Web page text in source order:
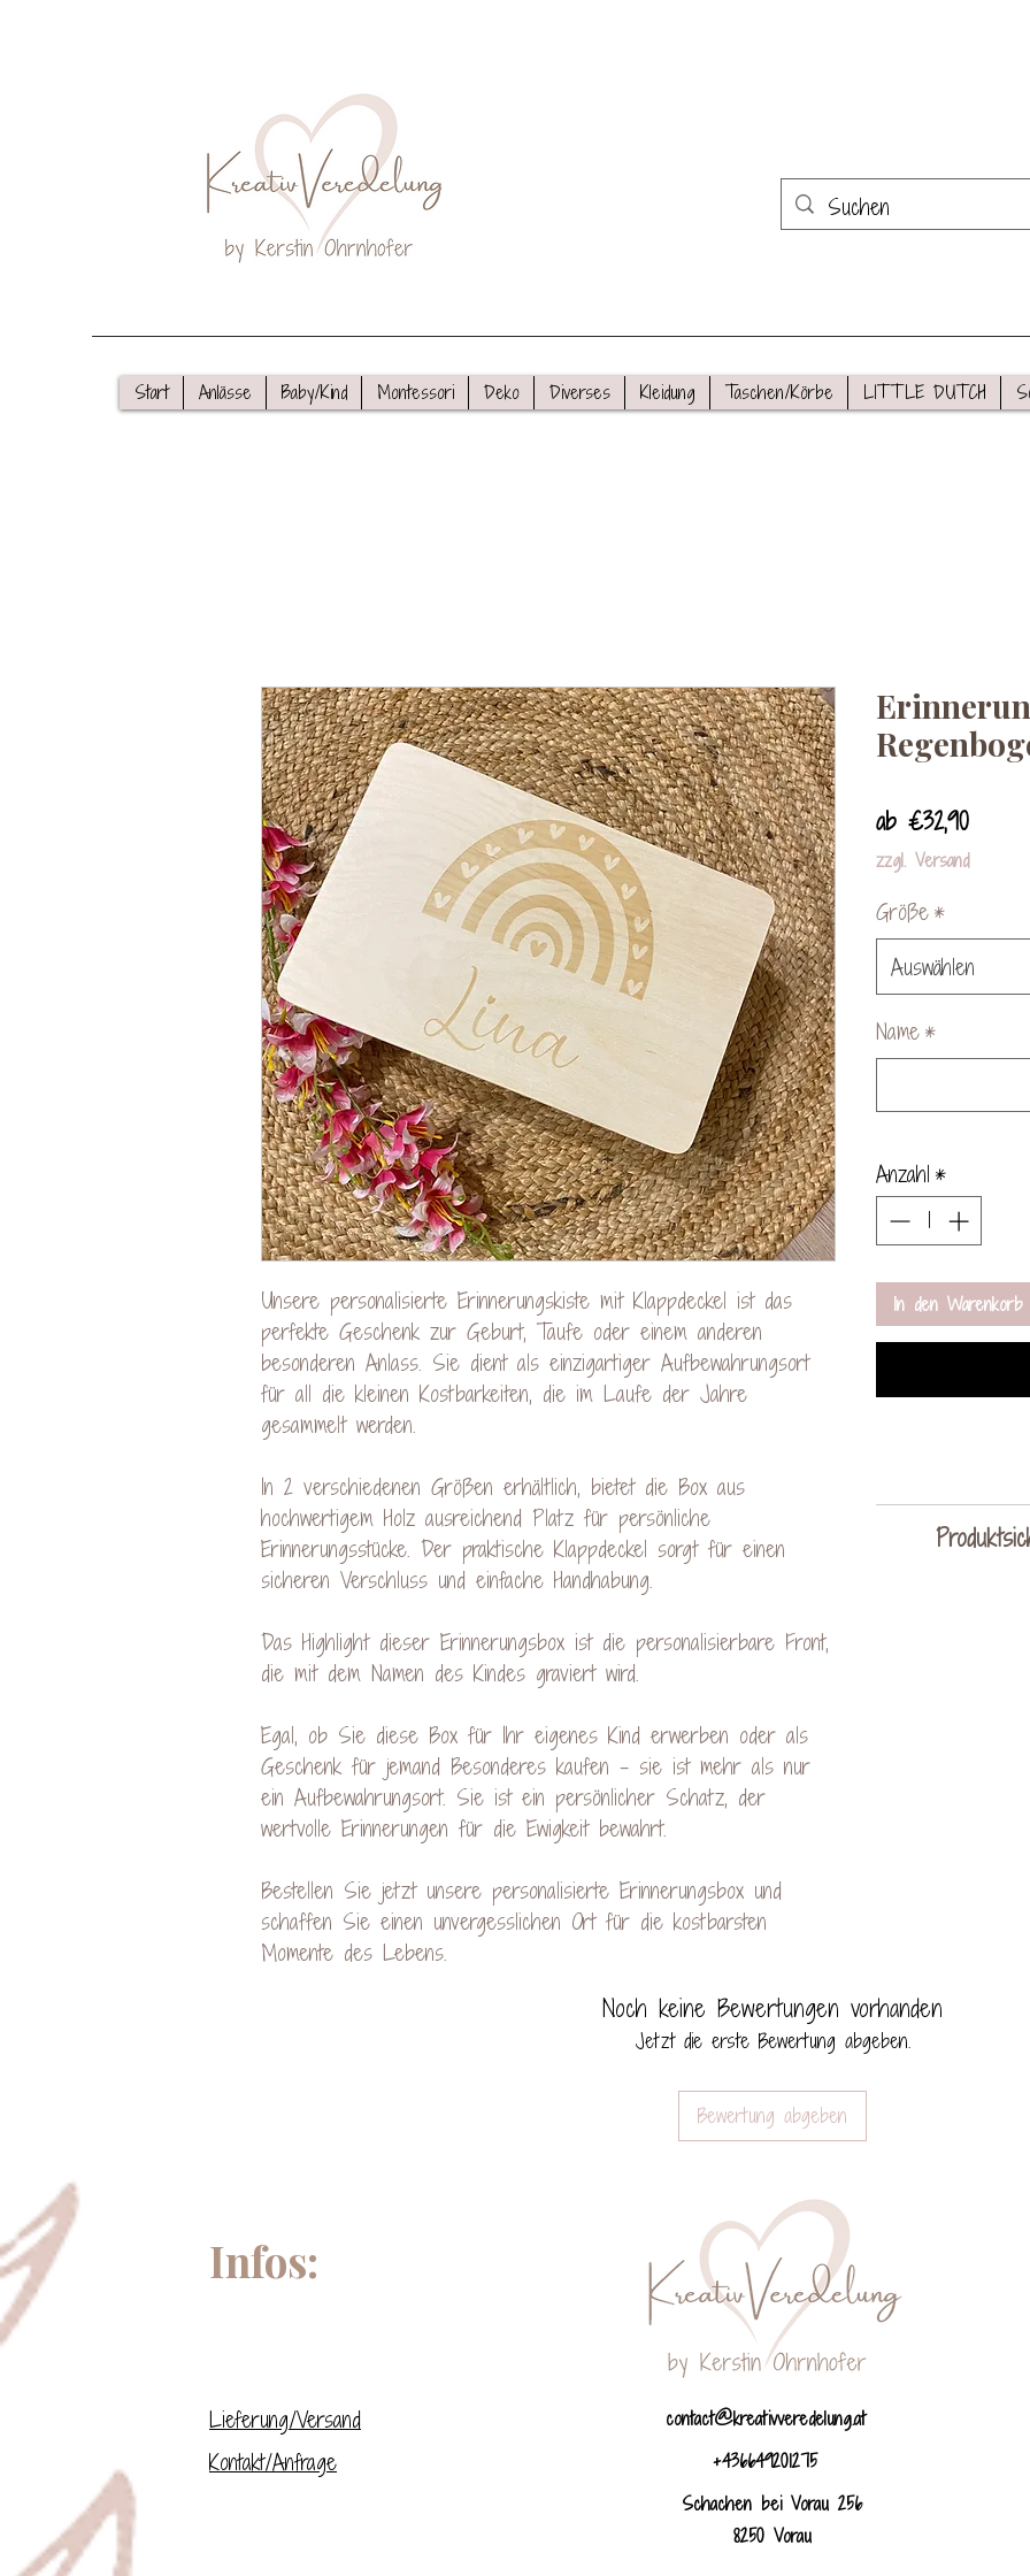
Start Anlässe Baby/Kind Montessori Deko Diverses Kleidung Taschen/Körbe LITTLE DUTCH
Unsere personalisierte Erinnerungskiste mit Klappdeckel ist das
perfekte Geschenk zur Geburt, Taufe oder einem anderen
besonderen Anlass. Sie dient als einzigartiger Aufbewahrungsort
für all die kleinen Kostbarkeiten, die im Laufe der Jahre
gesammelt werden.
In 2 verschiedenen Größen erhältlich, bietet die Box aus
hochwertigem Holz ausreichend Platz für persönliche
Erinnerungsstücke. Der praktische Klappdeckel sorgt für einen
sicheren Verschluss und einfache Handhabung.
Das Highlight dieser Erinnerungsbox ist die personalisierbare Front,
die mit dem Namen des Kindes graviert wird.
Egal, ob Sie diese Box für Ihr eigenes Kind erwerben oder als
Geschenk für jemand Besonderes kaufen - sie ist mehr als nur
ein Aufbewahrungsort. Sie ist ein persönlicher Schatz, der
wertvolle Erinnerungen für die Ewigkeit bewahrt.
Bestellen Sie jetzt unsere personalisierte Erinnerungsbox und
schaffen Sie einen unvergesslichen Ort für die kostbarsten
Momente des Lebens.
ab €32,90Sale-
Preis
zzgl. Versand
Größe*
Auswählen
Name*
Anzahl *
In den Warenkorb
Da es sich
handelt,
Noch keine Bewertungen vorhanden
Jetzt die erste Bewertung abgeben.
Bewertung abgeben
Infos:
Lieferung/Versand
Kontakt/Anfrage
contact@kreativveredelung.at
+436649201275
Schachen bei Vorau 256
8250 Vorau